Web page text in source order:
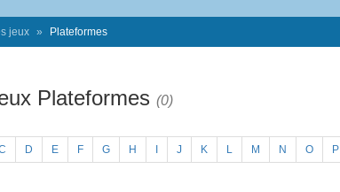
jeux Plateformes
Plateformes (0)
D E F G H J K L M N O P